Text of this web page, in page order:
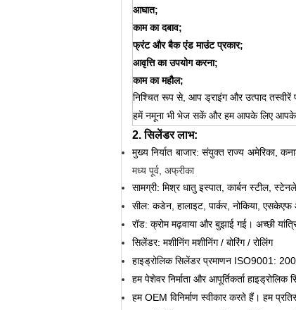
आघात;
काम का दबाव;
फ्रंट और बैक एंड माउंट प्रकार;
आवृत्ति का उपयोग करना;
काम का महौल;
निश्चित रूप से, आप ड्राइंग और उत्पाद
हमें नमूना भी भेज सकें और हम आपके लिए आपके
2. सिलेंडर लाभ:
मुख्य निर्यात बाजार: संयुक्त राज्य अमेरिका,
मध्य पूर्व, अफ्रीका
सामग्री: मिश्र धातु इस्पात, कार्बन स्टील,
सील: कडेन, हालाइट, पार्कर, नोकिया, एसकेएफ
रॉड: क्रोम मढ़वाया और बुझाई गई। अच्छी
सिलेंडर: मशीनिंग मशीनिंग / बोरिंग / रोलिंग
हाइड्रोलिक सिलेंडर प्रमाणन ISO9001:
हम पेशेवर निर्माता और आपूर्तिकर्ता हाइड्रोलिक
हम OEM विनिर्माण स्वीकार करते हैं। हम